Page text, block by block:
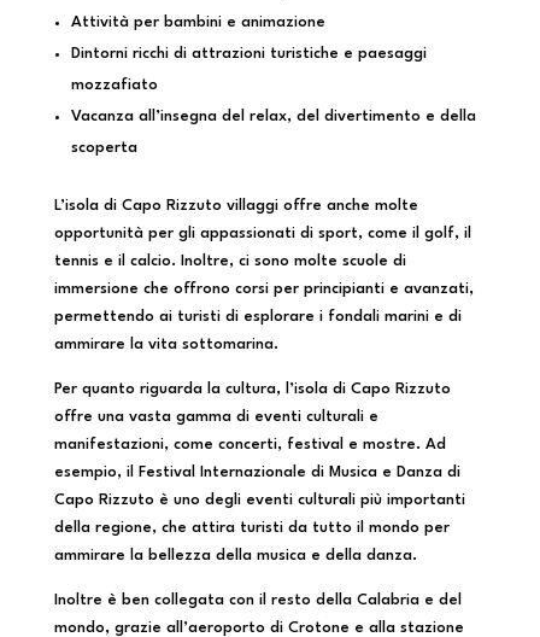
Attività per bambini e animazione
Dintorni ricchi di attrazioni turistiche e paesaggi
mozzafiato
Vacanza all’insegna del relax, del divertimento e della
scoperta
L’isola di Capo Rizzuto villaggi offre anche molte
opportunità per gli appassionati di sport, come il golf, il
tennis e il calcio. Inoltre, ci sono molte scuole di
immersione che offrono corsi per principianti e avanzati,
permettendo ai turisti di esplorare i fondali marini e di
ammirare la vita sottomarina.
Per quanto riguarda la cultura, l’isola di Capo Rizzuto
offre una vasta gamma di eventi culturali e
manifestazioni, come concerti, festival e mostre. Ad
esempio, il Festival Internazionale di Musica e Danza di
Capo Rizzuto è uno degli eventi culturali più importanti
della regione, che attira turisti da tutto il mondo per
ammirare la bellezza della musica e della danza.
Inoltre è ben collegata con il resto della Calabria e del
mondo, grazie all’aeroporto di Crotone e alla stazione